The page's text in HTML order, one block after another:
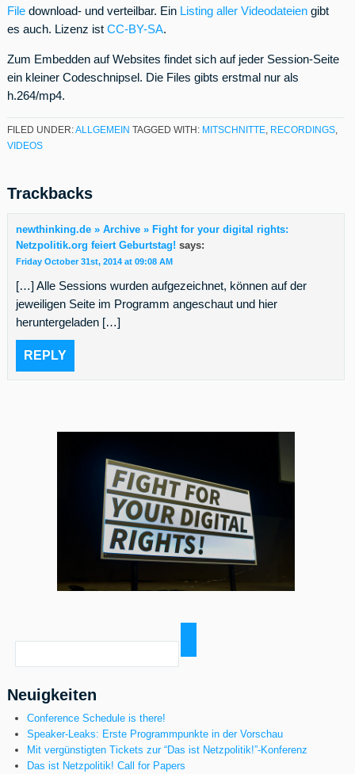
Filedownload- und verteilbar. Ein Listing aller Videodateiengibt
es auch. Lizenz ist CC-BY-SA.
Zum Embedden auf Websites findet sich auf jeder Session-Seite
ein kleiner Codeschnipsel. Die Files gibts erstmal nur als
h.264/mp4.
FILED UNDER:ALLGEMEIN TAGGED WITH: MITSCHNITTE, RECORDINGS,
VIDEOS
Trackbacks
newthinking.de » Archive » Fight for your digital rights:
Netzpolitik.org feiert Geburtstag! says:
Friday October 31st, 2014 at 09:08 AM
[…] Alle Sessions wurden aufgezeichnet, können auf der
jeweiligen Seite im Programm angeschaut und hier
heruntergeladen […]
REPLY
Neuigkeiten
Conference Schedule is there!
Speaker-Leaks: Erste Programmpunkte in der Vorschau
Mit vergünstigten Tickets zur “Das ist Netzpolitik!”-Konferenz
Das ist Netzpolitik! Call for Papers